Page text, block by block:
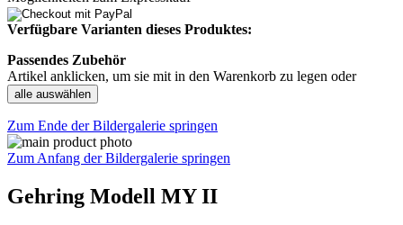
Verfügbare Varianten dieses Produktes:
Passendes Zubehör
Artikel anklicken, um sie mit in den Warenkorb zu legen oder
alle auswählen
Zum Ende der Bildergalerie springen
Zum Anfang der Bildergalerie springen
Gehring Modell MY II